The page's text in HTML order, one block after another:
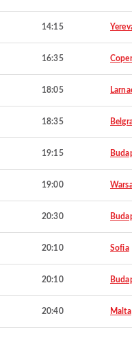
14:15
16:35
18:05
18:35
19:15
19:00
20:30
20:10 Sofia
20:10
20:40 Malta